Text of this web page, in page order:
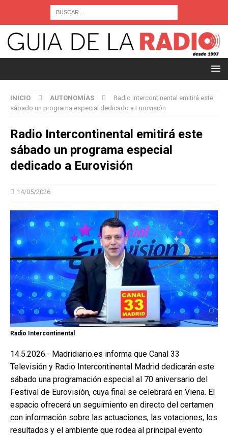
INICIO AUTONOMÍAS
Radio Intercontinental emitirá este
sábado un programa especial dedicado a Eurovisión
Radio Intercontinental emitirá este
sábado un programa especial
dedicado a Eurovisión
14/05/2026
Radio Intercontinental
14.5.2026.- Madridiario.es informa que Canal 33
Televisión y Radio Intercontinental Madrid dedicarán este
sábado una programación especial al 70 aniversario del
Festival de Eurovisión, cuya final se celebrará en Viena. El
espacio ofrecerá un seguimiento en directo del certamen
con información sobre las actuaciones, las votaciones, los
resultados y el ambiente que rodea al principal evento